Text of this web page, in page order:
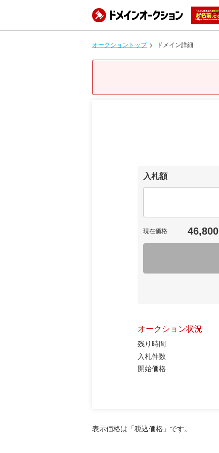
オークショントップ ドメイン詳細
入札額
現在価格 46,800
オークション状況
残り時間
入札件数
開始価格
表示価格は「税込価格」です。